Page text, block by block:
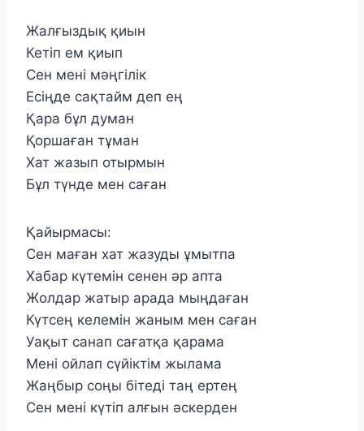
Жалғыздық қиын
Кетіп ем қиып
Сен мені мәңгілік
Есіңде сақтайм деп ең
Қара бұл думан
Қоршаған тұман
Хат жазып отырмын
Бұл түнде мен саған
Қайырмасы:
Сен маған хат жазуды ұмытпа
Хабар күтемін сенен әр апта
Жолдар жатыр арада мыңдаған
Күтсең келемін жаным мен саған
Уақыт санап сағатқа қарама
Мені ойлап сүйіктім жылама
Жаңбыр соңы бітеді таң ертең
Сен мені күтіп алғын әскерден